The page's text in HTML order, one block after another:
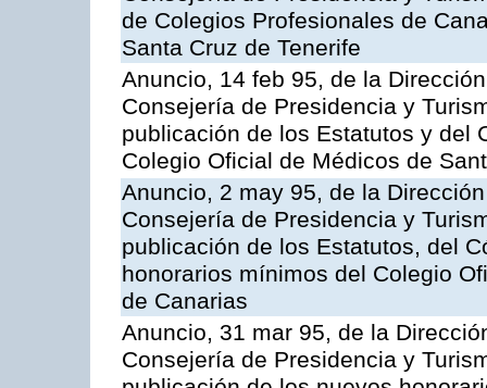
de Colegios Profesionales de
Santa Cruz de Tenerife
Anuncio, 14 feb 95, de la
Consejería de Presidencia y
publicación de los Estatutos y del
Colegio Oficial de Médicos de
Anuncio, 2 may 95, de la
Consejería de Presidencia y
publicación de los Estatutos, del
honorarios mínimos del Colegio
de Canarias
Anuncio, 31 mar 95, de la
Consejería de Presidencia y